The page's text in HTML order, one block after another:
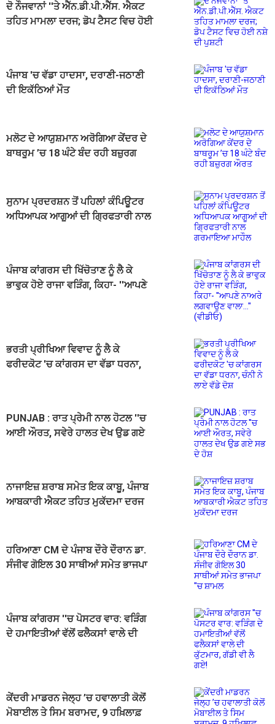
ਦੋ ਨੌਜਵਾਨਾਂ ''ਤੇ ਐੱਨ.ਡੀ.ਪੀ.ਐੱਸ. ਐਕਟ
ਤਹਿਤ ਮਾਮਲਾ ਦਰਜ; ਡੋਪ ਟੈਸਟ ਵਿਚ ਹੋਈ
ਪੰਜਾਬ 'ਚ ਵੱਡਾ ਹਾਦਸਾ, ਦਰਾਣੀ-ਜਠਾਣੀ
ਦੀ ਇਕੱਠਿਆਂ ਮੌਤ
ਮਲੋਟ ਦੇ ਆਯੁਸ਼ਮਾਨ ਅਰੋਗਿਆ ਕੇਂਦਰ ਦੇ
ਬਾਥਰੂਮ ’ਚ 18 ਘੰਟੇ ਬੰਦ ਰਹੀ ਬਜ਼ੁਰਗ
ਸੁਨਾਮ ਪ੍ਰਦਰਸ਼ਨ ਤੋਂ ਪਹਿਲਾਂ ਕੰਪਿਊਟਰ
ਅਧਿਆਪਕ ਆਗੂਆਂ ਦੀ ਗ੍ਰਿਫਤਾਰੀ ਨਾਲ
ਪੰਜਾਬ ਕਾਂਗਰਸ ਦੀ ਖਿੱਚੋਤਾਣ ਨੂੰ ਲੈ ਕੇ
ਭਾਵੁਕ ਹੋਏ ਰਾਜਾ ਵੜਿੰਗ, ਕਿਹਾ- ''ਆਪਣੇ
ਭਰਤੀ ਪ੍ਰੀਖਿਆ ਵਿਵਾਦ ਨੂੰ ਲੈ ਕੇ
ਫਰੀਦਕੋਟ 'ਚ ਕਾਂਗਰਸ ਦਾ ਵੱਡਾ ਧਰਨਾ,
PUNJAB : ਰਾਤ ਪ੍ਰੇਮੀ ਨਾਲ ਹੋਟਲ ''ਚ
ਆਈ ਔਰਤ, ਸਵੇਰੇ ਹਾਲਤ ਦੇਖ ਉਡ ਗਏ
ਨਾਜਾਇਜ਼ ਸ਼ਰਾਬ ਸਮੇਤ ਇਕ ਕਾਬੂ, ਪੰਜਾਬ
ਆਬਕਾਰੀ ਐਕਟ ਤਹਿਤ ਮੁਕੱਦਮਾ ਦਰਜ
ਹਰਿਆਣਾ CM ਦੇ ਪੰਜਾਬ ਦੌਰੇ ਦੌਰਾਨ ਡਾ.
ਸੰਜੀਵ ਗੋਇਲ 30 ਸਾਥੀਆਂ ਸਮੇਤ ਭਾਜਪਾ
ਪੰਜਾਬ ਕਾਂਗਰਸ ''ਚ ਪੋਸਟਰ ਵਾਰ: ਵੜਿੰਗ
ਦੇ ਹਮਾਇਤੀਆਂ ਵੱਲੋਂ ਫਲੈਕਸਾਂ ਵਾਲੇ ਦੀ
ਕੇਂਦਰੀ ਮਾਡਰਨ ਜੇਲ੍ਹ ’ਚ ਹਵਾਲਾਤੀ ਕੋਲੋਂ
ਮੋਬਾਈਲ ਤੇ ਸਿਮ ਬਰਾਮਦ, 9 ਹਖ਼ਿਲਾਫ਼